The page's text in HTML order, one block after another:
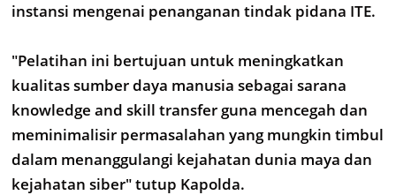
instansi mengenai penanganan tindak pidana ITE.
"Pelatihan ini bertujuan untuk meningkatkan
kualitas sumber daya manusia sebagai sarana
knowledge and skill transfer guna mencegah dan
meminimalisir permasalahan yang mungkin timbul
dalam menanggulangi kejahatan dunia maya dan
kejahatan siber" tutup Kapolda.